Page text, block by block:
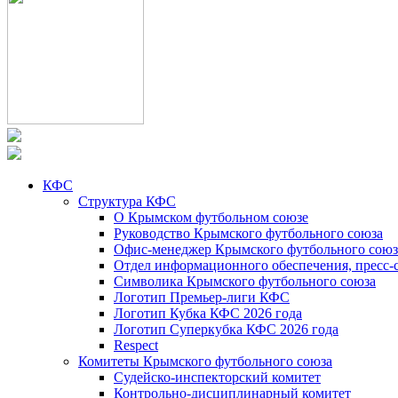
КФС
Структура КФС
О Крымском футбольном союзе
Руководство Крымского футбольного союза
Офис-менеджер Крымского футбольного
Отдел информационного обеспечения, пресс-
Символика Крымского футбольного союза
Логотип Премьер-лиги КФС
Логотип Кубка КФС 2026 года
Логотип Суперкубка КФС 2026 года
Respect
Комитеты Крымского футбольного союза
Судейско-инспекторский комитет
Контрольно-дисциплинарный комитет